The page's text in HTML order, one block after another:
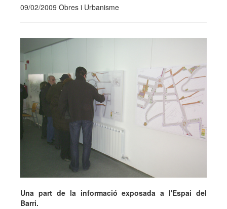
09/02/2009 Obres i Urbanisme
Una part de la informació exposada a l'Espai del
Barri.